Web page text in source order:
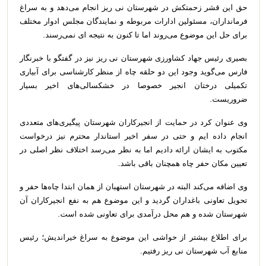
حق این قشر زحمتکش در شهرستان نی ریز انجام می‌دهد و به سراغ
فرمانداران، مسئولین ادارات مربوطه و نمایندگان مجلس ادوار مختلف
برای حل این موضوع می‌روند اما تا کنون به نتیجه ای نمی‌رسند.
بصیری رئیس جهاد کشاورزی شهرستان نی ریز نیز در گفتگو با خبرنگار
فارس می‌گوید وجود این دو حلقه چاه از منظر کارشناسی برای آبیاری
تکمیلی درختان انجیر خصوصا در خشکسالی‌های اخیر بسیار
ضروریست.
وی عنوان کرد در حمایت از انجیرکاران شهرستان پیگیری‌های متعددی
انجام داده ایم و حتی در سفر اخیر استاندار محترم نیز درخواست
مکتوب به ایشان ارائه دادیم اما به نظر می‌رسد اختلاف نظر اصلی در
تعیین مکان حفر چاه همچنان باقی باشد.
وی اضافه می‌کند البته در شهرستان استهبان از همان ابتدا چاه‌ها حفر و
تحویل تعاونی باغداران گردید و این موضوع هم به نفع انجیرکاران آن
شهرستان شده و هم محل درآمدی برای تعاونی شده است‌.
برای اطلاع بیشتر از حواشی این موضوع به سراغ خیراندیش؛ رئیس
منابع آب شهرستان نی ریز رفتیم.